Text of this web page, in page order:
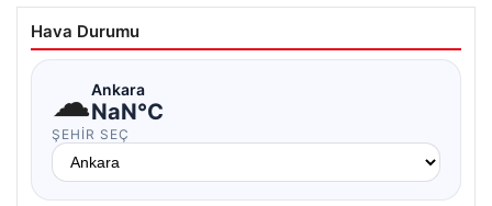
Hava Durumu
☁Ankara
NaN°C
ŞEHIR SEÇ